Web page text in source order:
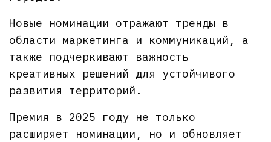
Новые номинации отражают тренды в
области маркетинга и коммуникаций, а
также подчеркивают важность
креативных решений для устойчивого
развития территорий.
Премия в 2025 году не только
расширяет номинации, но и обновляет